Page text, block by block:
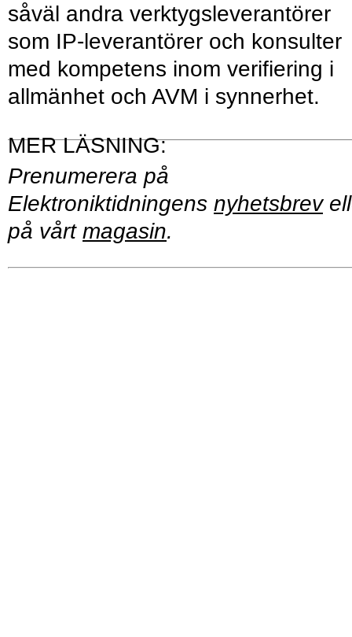
såväl andra verktygsleverantörer
som IP-leverantörer och konsulter
med kompetens inom verifiering i
allmänhet och AVM i synnerhet.
Prenumerera på
Elektroniktidningens nyhetsbrev
på vårt magasin.